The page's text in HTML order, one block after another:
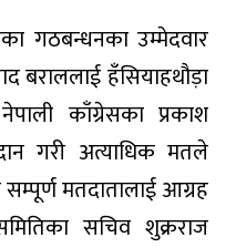
गठबन्धनका उम्मेदवार
बराललाई हँसियाहथौड़ा
काँग्रेसका प्रकाश
गरी अत्याधिक मतले
सम्पूर्ण मतदातालाई आग्रह
सचिव शुक्रराज